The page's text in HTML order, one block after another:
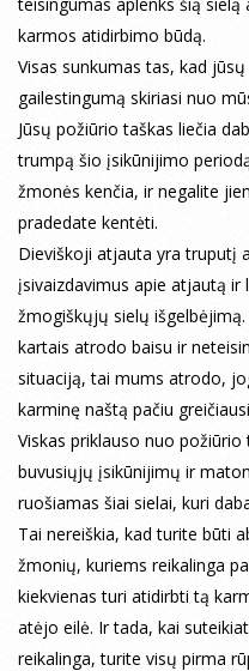
karmos atidirbimo būdą.
Visas sunkumas tas, kad
gailestingumą skiriasi nuo
Jūsų požiūrio taškas liečia
trumpą šio įsikūnijimo
žmonės kenčia, ir negalite
pradedate kentėti.
Dieviškoji atjauta yra truputį
įsivaizdavimus apie atjautą ir
žmogiškųjų sielų
kartais atrodo baisu ir
situaciją, tai mums atrodo,
karminę naštą pačiu
Viskas priklauso nuo
buvusiųjų įsikūnijimų ir
ruošiamas šiai sielai, kuri
Tai nereiškia, kad turite būti
žmonių, kuriems reikalinga
kiekvienas turi atidirbti tą
atėjo eilė. Ir tada, kai
reikalinga, turite visų pirma